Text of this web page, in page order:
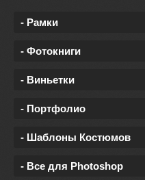
- Рамки
- Фотокниги
- Виньетки
- Портфолио
- Шаблоны Костюмов
- Все для Photoshop